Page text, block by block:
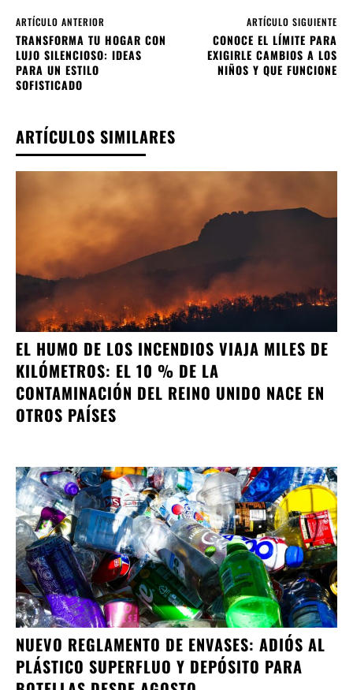
ARTÍCULO ANTERIOR
TRANSFORMA TU HOGAR CON
LUJO SILENCIOSO: IDEAS
PARA UN ESTILO
SOFISTICADO
ARTÍCULO SIGUIENTE
CONOCE EL LÍMITE PARA
EXIGIRLE CAMBIOS A LOS
NIÑOS Y QUE FUNCIONE
ARTÍCULOS SIMILARES
EL HUMO DE LOS INCENDIOS VIAJA MILES DE
KILÓMETROS: EL 10 % DE LA
CONTAMINACIÓN DEL REINO UNIDO NACE EN
OTROS PAÍSES
NUEVO REGLAMENTO DE ENVASES: ADIÓS AL
PLÁSTICO SUPERFLUO Y DEPÓSITO PARA